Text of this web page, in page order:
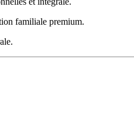
familiale premium.